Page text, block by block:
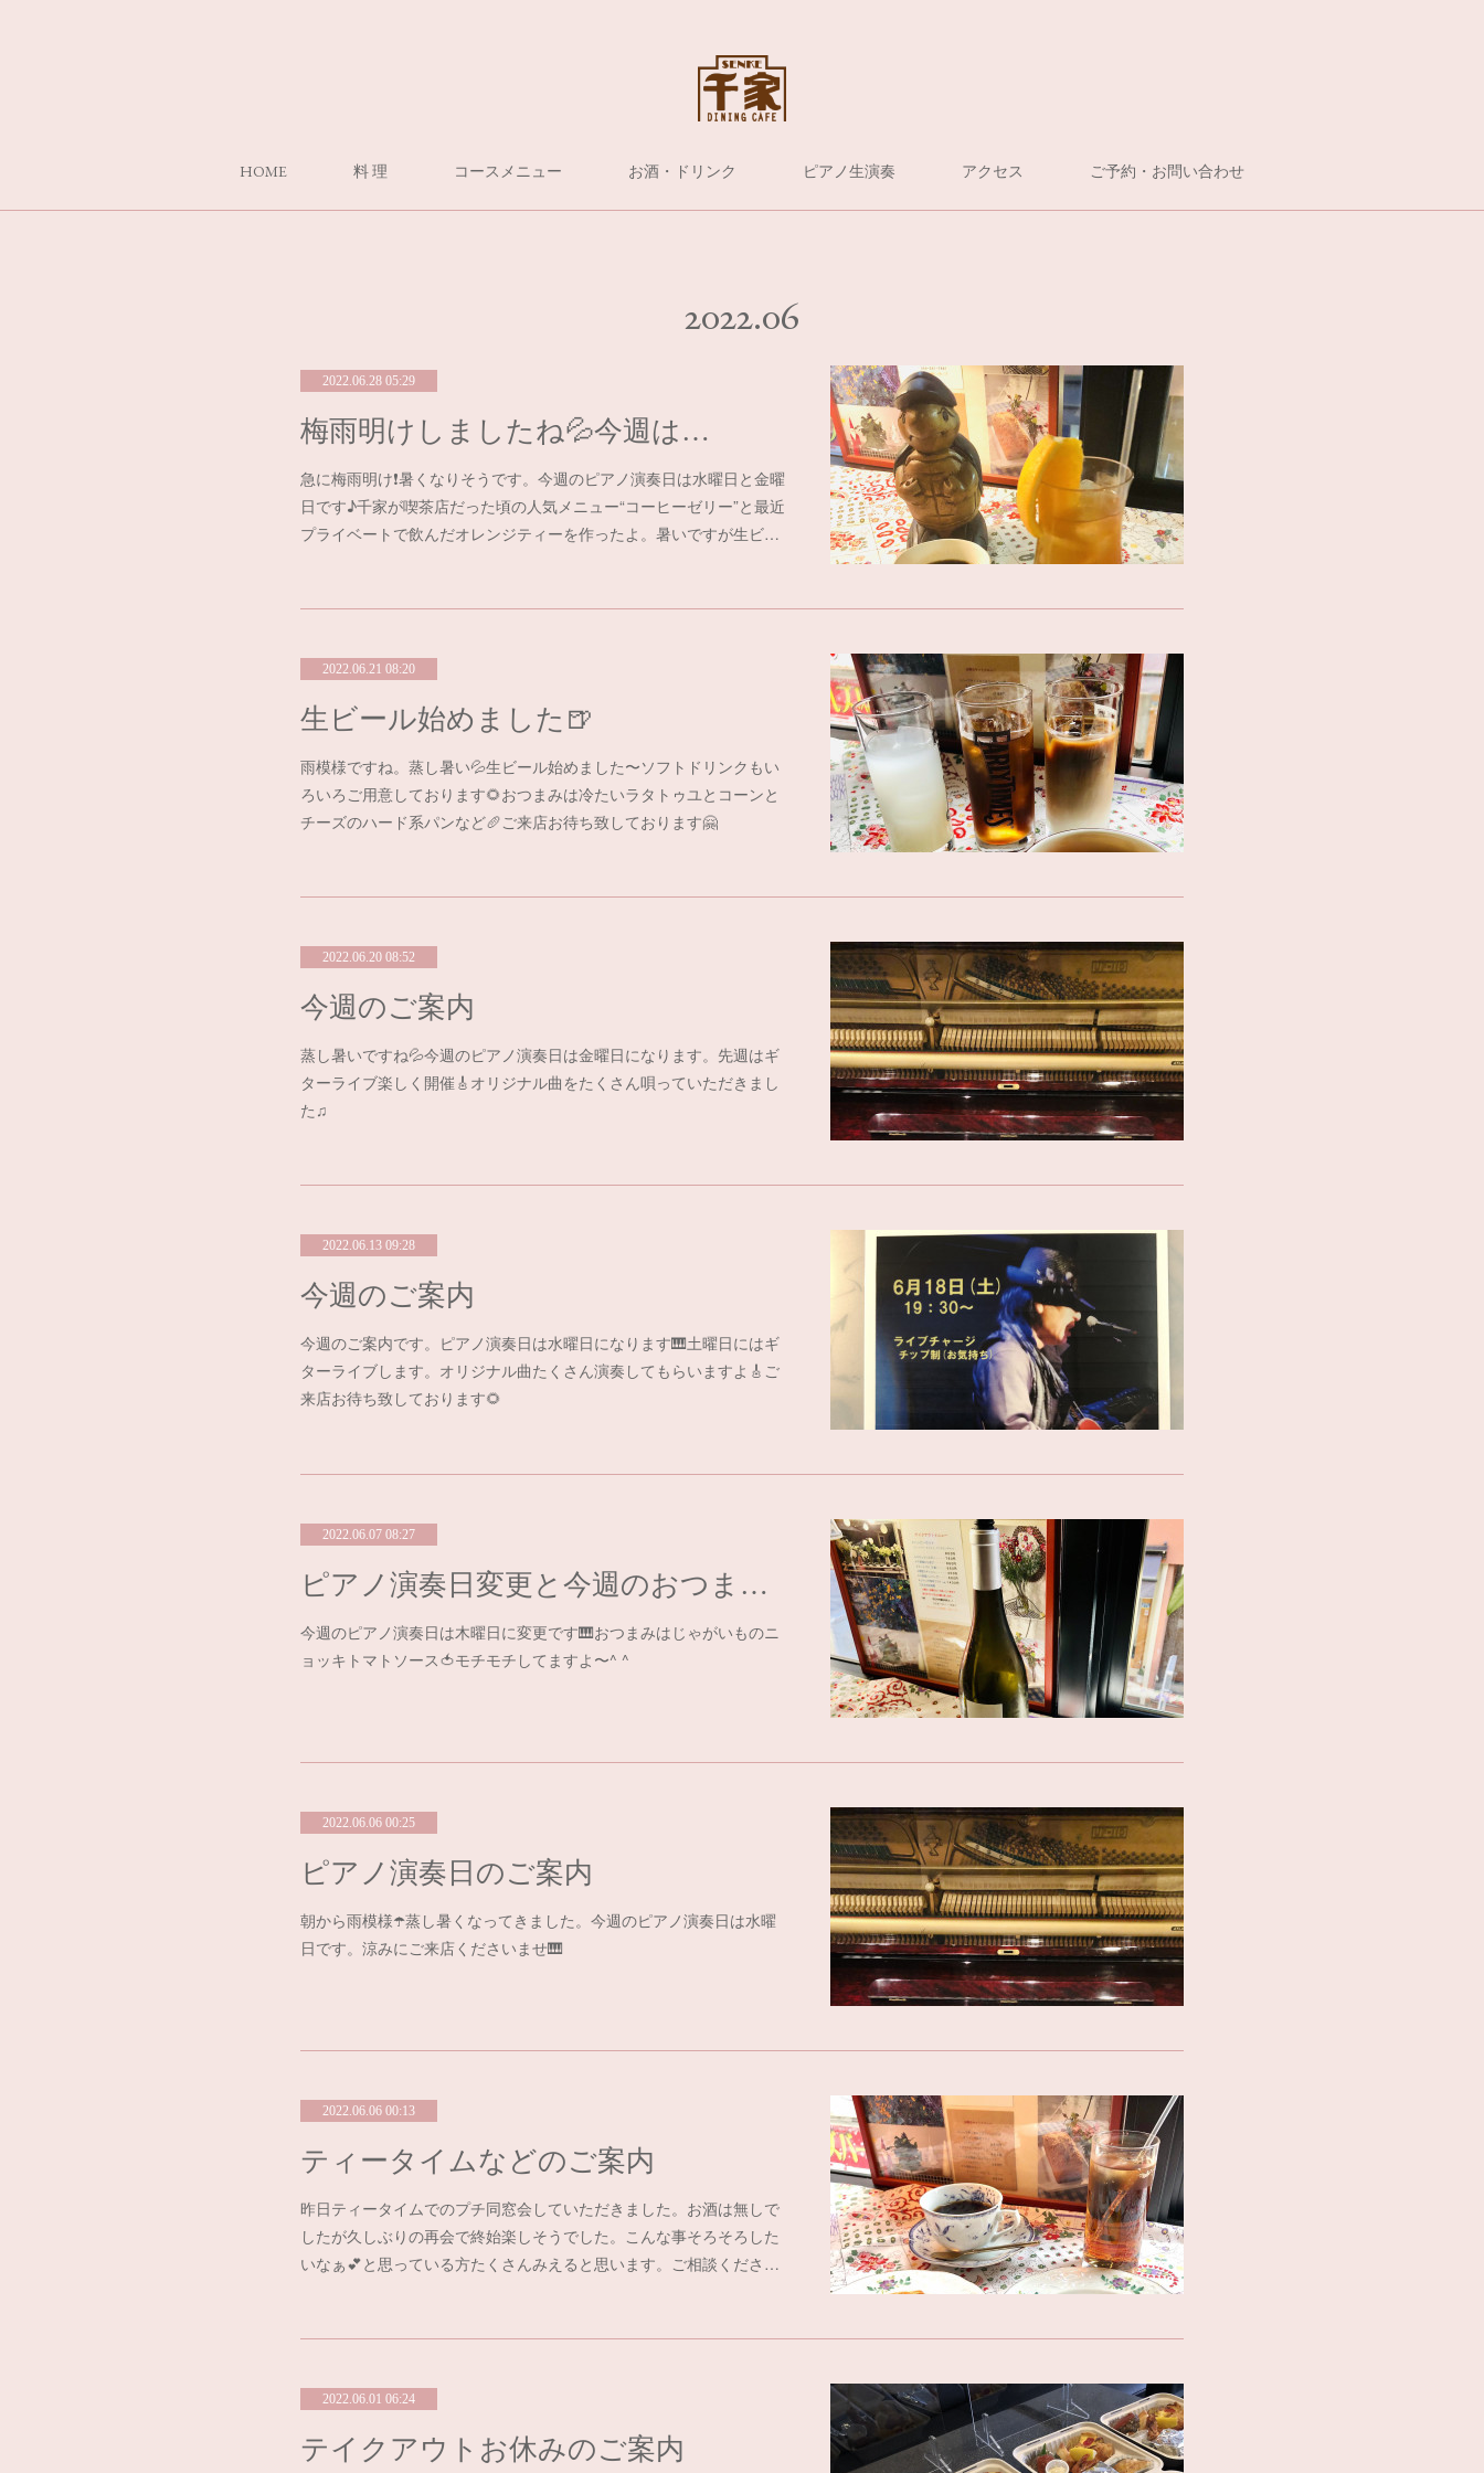
HOME 料 理 コースメニュー お酒・ドリンク ピアノ生演奏 アクセス ご予約・お問い合わせ
2022.06
2022.06.28 05:29
梅雨明けしましたね💦今週は…
急に梅雨明け❗️暑くなりそうです。今週のピアノ演奏日は水曜日と金曜
日です♪千家が喫茶店だった頃の人気メニュー“コーヒーゼリー”と最近
プライベートで飲んだオレンジティーを作ったよ。暑いですが生ビ…
2022.06.21 08:20
生ビール始めました🍺
雨模様ですね。蒸し暑い💦生ビール始めました〜ソフトドリンクもい
ろいろご用意しております🌻おつまみは冷たいラタトゥユとコーンと
チーズのハード系パンなど🥖ご来店お待ち致しております🤗
2022.06.20 08:52
今週のご案内
蒸し暑いですね💦今週のピアノ演奏日は金曜日になります。先週はギ
ターライブ楽しく開催🎸オリジナル曲をたくさん唄っていただきまし
た♫
2022.06.13 09:28
今週のご案内
今週のご案内です。ピアノ演奏日は水曜日になります🎹土曜日にはギ
ターライブします。オリジナル曲たくさん演奏してもらいますよ🎸ご
来店お待ち致しております🌻
2022.06.07 08:27
ピアノ演奏日変更と今週のおつまみ🍷
今週のピアノ演奏日は木曜日に変更です🎹おつまみはじゃがいものニ
ョッキトマトソース🍅モチモチしてますよ〜^ ^
2022.06.06 00:25
ピアノ演奏日のご案内
朝から雨模様☂️蒸し暑くなってきました。今週のピアノ演奏日は水曜
日です。涼みにご来店くださいませ🎹
2022.06.06 00:13
ティータイムなどのご案内
昨日ティータイムでのプチ同窓会していただきました。お酒は無しで
したが久しぶりの再会で終始楽しそうでした。こんな事そろそろした
いなぁ💕と思っている方たくさんみえると思います。ご相談くださ…
2022.06.01 06:24
テイクアウトお休みのご案内